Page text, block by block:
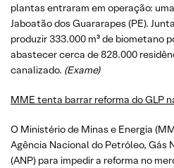
plantas entraram em operação:
Jaboatão dos Guararapes (PE).
produzir 333.000 m³ de biometano
abastecer cerca de 828.000
canalizado. (Exame)
MME tenta barrar reforma do GLP
O Ministério de Minas e Energia
Agência Nacional do Petróleo, Gás
(ANP) para impedir a reforma no